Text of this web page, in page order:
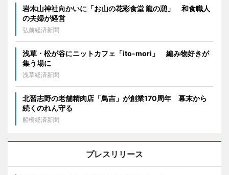
岩木山神社向かいに「お山の花彩食堂 龍の憩」 和食職人
の夫婦が経営
弘前経済新聞
浅草・松が谷にニットカフェ「ito-mori」 編み物好きが
集う場に
浅草経済新聞
北習志野の老舗精肉店「鳥吉」が創業170周年 幕末から
続くのれん守る
船橋経済新聞
プレスリリース